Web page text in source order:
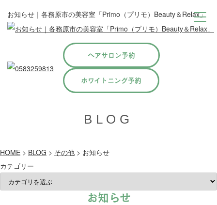
お知らせ｜各務原市の美容室「Primo（プリモ）Beauty＆Relax」
ヘアサロン予約
ホワイトニング予約
BLOG
HOME > BLOG > その他 > お知らせ
カテゴリー
お知らせ